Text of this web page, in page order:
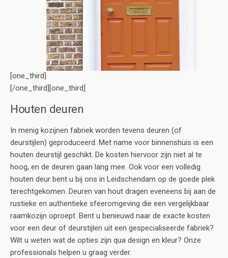
[one_third]
[/one_third][one_third]
Houten deuren
In menig kozijnen fabriek worden tevens deuren (of
deurstijlen) geproduceerd. Met name voor binnenshuis is een
houten deurstijl geschikt. De kosten hiervoor zijn niet al te
hoog, en de deuren gaan lang mee. Ook voor een volledig
houten deur bent u bij ons in Leidschendam op de goede plek
terechtgekomen. Deuren van hout dragen eveneens bij aan de
rustieke en authentieke sfeeromgeving die een vergelijkbaar
raamkozijn oproept. Bent u benieuwd naar de exacte kosten
voor een deur of deurstijlen uit een gespecialiseerde fabriek?
Wilt u weten wat de opties zijn qua design en kleur? Onze
professionals helpen u graag verder.